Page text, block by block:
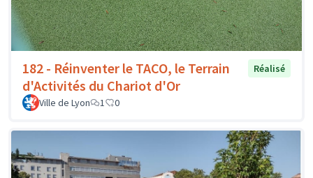
182 - Réinventer le TACO, le Terrain
d'Activités du Chariot d'Or
Réalisé
Ville de Lyon 1 0